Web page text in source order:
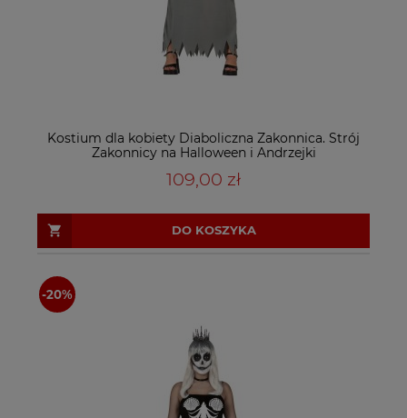
Kostium dla kobiety Diaboliczna Zakonnica. Strój
Zakonnicy na Halloween i Andrzejki
109,00 zł
DO KOSZYKA